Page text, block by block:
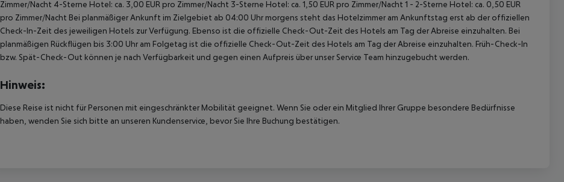
Zimmer/Nacht 4-Sterne Hotel: ca. 3,00 EUR pro Zimmer/Nacht 3-Sterne Hotel: ca. 1,50 EUR pro Zimmer/Nacht 1 - 2-Sterne Hotel: ca. 0,50 EUR
pro Zimmer/Nacht Bei planmäßiger Ankunft im Zielgebiet ab 04:00 Uhr morgens steht das Hotelzimmer am Ankunftstag erst ab der offiziellen
Check-In-Zeit des jeweiligen Hotels zur Verfügung. Ebenso ist die offizielle Check-Out-Zeit des Hotels am Tag der Abreise einzuhalten. Bei
planmäßigen Rückflügen bis 3:00 Uhr am Folgetag ist die offizielle Check-Out-Zeit des Hotels am Tag der Abreise einzuhalten. Früh-Check-In
bzw. Spät-Check-Out können je nach Verfügbarkeit und gegen einen Aufpreis über unser Service Team hinzugebucht werden.
Hinweis:
Diese Reise ist nicht für Personen mit eingeschränkter Mobilität geeignet. Wenn Sie oder ein Mitglied Ihrer Gruppe besondere Bedürfnisse
haben, wenden Sie sich bitte an unseren Kundenservice, bevor Sie Ihre Buchung bestätigen.